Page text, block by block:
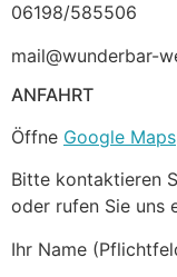
06198/585506
mail@wunderbar-
ANFAHRT
Öffne Google Maps
Bitte kontaktieren
oder rufen Sie uns
Ihr Name